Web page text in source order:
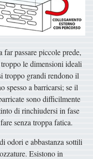
far passare piccole prede,
le dimensioni ideali
troppo grandi rendono il
spesso a barricarsi; se il
sono difficilmente
di rinchiudersi in fase
senza troppa fatica.
odori e abbastanza sottili
Esistono in